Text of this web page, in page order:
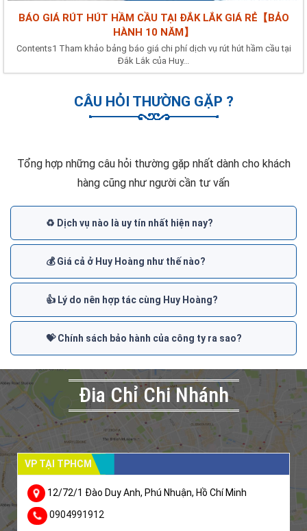
BÁO GIÁ RÚT HÚT HẦM CẦU TẠI ĐẮK LẮK GIÁ RẺ【BẢO
HÀNH 10 NĂM】
Contents1 Tham khảo bảng báo giá chi phí dịch vụ rút hút hầm cầu tại
Đắk Lắk của Huy...
CÂU HỎI THƯỜNG GẶP ?
Tổng hợp những câu hỏi thường gặp nhất dành cho khách
hàng cũng như người cần tư vấn
♻️ Dịch vụ nào là uy tín nhất hiện nay?
💰 Giá cả ở Huy Hoàng như thế nào?
👍 Lý do nên hợp tác cùng Huy Hoàng?
💝 Chính sách bảo hành của công ty ra sao?
Đia Chỉ Chi Nhánh
VP TẠI TPHCM
12/72/1 Đào Duy Anh, Phú Nhuận, Hồ Chí Minh
0904991912